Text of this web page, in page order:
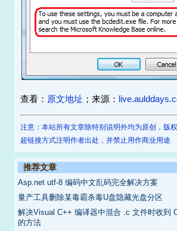
查看： 原文地址 ；来源：
注意：本站所有文章除特别说明外均为原创，版
超链接方式注明作者出处，并禁止用作商业用途
推荐文章
Asp.net utf-8 编码中文乱码完全解决方案
量产工具删除某毒霸杀毒U盘隐藏光盘分区
解决Visual C++ 编译器中混合 .c 文件时收到
的方法